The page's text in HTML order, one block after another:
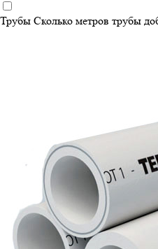
Трубы Сколько метров трубы